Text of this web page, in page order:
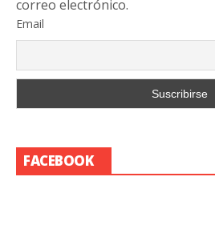
correo electrónico.
Email
FACEBOOK